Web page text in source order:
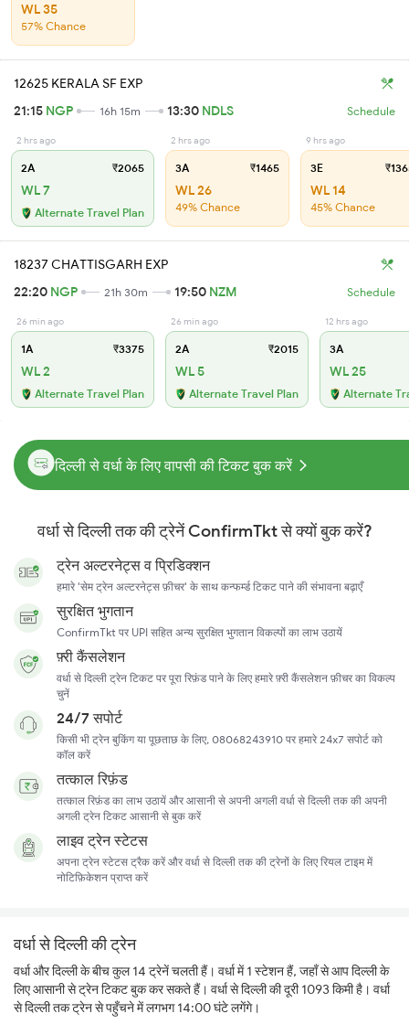
WL 35
57% Chance
12625 KERALA SF EXP
21:15 NGP 16h 15m 13:30 NDLS Schedule
2 hrs ago
2A ₹2065
WL 7
Alternate Travel Plan
2 hrs ago
3A ₹1465
WL 26
49% Chance
9 hrs ago
3E
WL 14
45% Chance
18237 CHATTISGARH EXP
22:20 NGP 21h 30m 19:50 NZM Schedule
26 min ago
1A ₹3375
WL 2
Alternate Travel Plan
26 min ago
2A ₹2015
WL 5
Alternate Travel Plan
12 hrs ago
3A
WL 25
Alternate
दिल्ली से वर्धा के लिए वापसी की टिकट बुक करें
वर्धा से दिल्ली तक की ट्रेनें ConfirmTkt से क्यों बुक करें?
ट्रेन अल्टरनेट्स व प्रिडिक्शन
हमारे 'सेम ट्रेन अल्टरनेट्स फ़ीचर' के साथ कन्फर्म्ड टिकट पाने की संभावना बढ़ाएँ
सुरक्षित भुगतान
ConfirmTkt पर UPI सहित अन्य सुरक्षित भुगतान विकल्पों का लाभ उठायें
फ़्री कैंसलेशन
वर्धा से दिल्ली ट्रेन टिकट पर पूरा रिफ़ंड पाने के लिए हमारे फ़्री कैंसलेशन फ़ीचर का विकल्प
चुनें
24/7 सपोर्ट
किसी भी ट्रेन बुकिंग या पूछताछ के लिए, 08068243910 पर हमारे 24x7 सपोर्ट को
कॉल करें
तत्काल रिफ़ंड
तत्काल रिफ़ंड का लाभ उठायें और आसानी से अपनी अगली वर्धा से दिल्ली तक की अपनी
अगली ट्रेन टिकट आसानी से बुक करें
लाइव ट्रेन स्टेटस
अपना ट्रेन स्टेटस ट्रैक करें और वर्धा से दिल्ली तक की ट्रेनों के लिए रियल टाइम में
नोटिफ़िकेशन प्राप्त करें
वर्धा से दिल्ली की ट्रेन
वर्धा और दिल्ली के बीच कुल 14 ट्रेनें चलती हैं। वर्धा में 1 स्टेशन हैं, जहाँ से आप दिल्ली के
लिए आसानी से ट्रेन टिकट बुक कर सकते हैं। वर्धा से दिल्ली की दूरी 1093 किमी है। वर्धा
से दिल्ली तक ट्रेन से पहुँचने में लगभग 14:00 घंटे लगेंगे।